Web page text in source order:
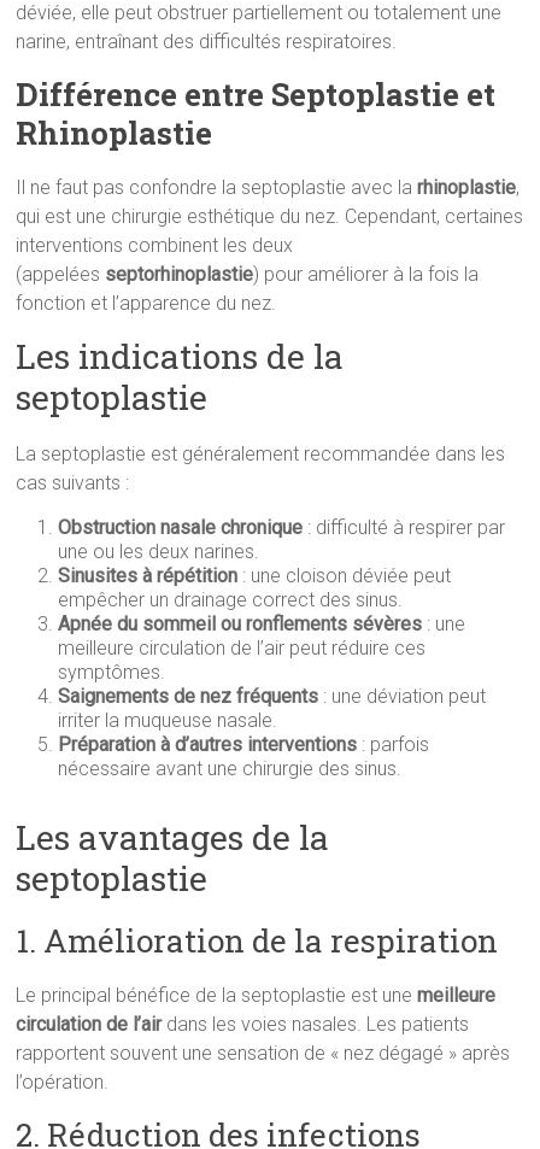
déviée, elle peut obstruer partiellement ou totalement une
narine, entraînant des difficultés respiratoires.
Différence entre Septoplastie et
Rhinoplastie
Il ne faut pas confondre la septoplastie avec larhinoplastie,
qui est une chirurgie esthétique du nez. Cependant, certaines
interventions combinent les deux
(appelées septorhinoplastie) pour améliorer à la fois la
fonction et l’apparence du nez.
Les indications de la
septoplastie
La septoplastie est généralement recommandée dans les
cas suivants :
Obstruction nasale chronique : difficulté à respirer par
une ou les deux narines.
Sinusites à répétition : une cloison déviée peut
empêcher un drainage correct des sinus.
Apnée du sommeil ou ronflements sévères : une
meilleure circulation de l’air peut réduire ces
symptômes.
Saignements de nez fréquents : une déviation peut
irriter la muqueuse nasale.
Préparation à d’autres interventions : parfois
nécessaire avant une chirurgie des sinus.
Les avantages de la
septoplastie
1. Amélioration de la respiration
Le principal bénéfice de la septoplastie est unemeilleure
circulation de l’airdans les voies nasales. Les patients
rapportent souvent une sensation de « nez dégagé » après
l’opération.
2. Réduction des infections